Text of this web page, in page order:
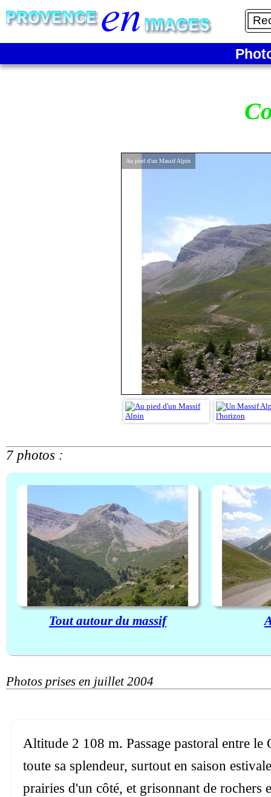
Au pied d'un Massif Alpin
7 photos :
Tout autour du massif
Photos prises en juillet 2004
Altitude 2 108 m. Passage pastoral entre
toute sa splendeur, surtout en saison
prairies d'un côté, et grisonnant de rochers